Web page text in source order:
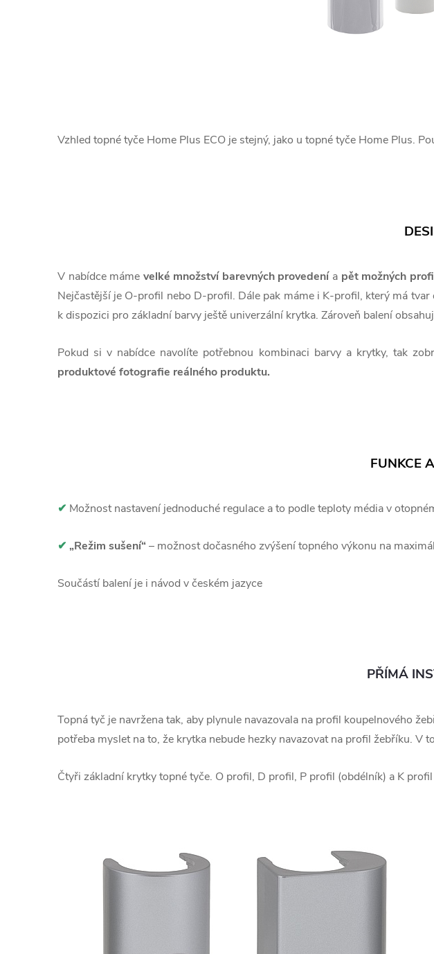
Vzhled topné tyče Home Plus ECO je stejný, jako u topné tyče Home Plus.
V nabídce máme velké množství barevných provedenía pět možných
Nejčastější je O-profil nebo D-profil. Dále pak máme i K-profil, který má
k dispozici pro základní barvy ještě univerzální krytka. Zároveň balení
Pokud si v nabídce navolíte potřebnou kombinaci barvy a krytky, tak
produktové fotografie reálného produktu.
FUNKCE
✔ Možnost nastavení jednoduché regulace a to podle teploty média v
✔ „Režim sušení“– možnost dočasného zvýšení topného výkonu na
Součástí balení je i návod v českém jazyce
PŘÍMÁ
Topná tyč je navržena tak, aby plynule navazovala na profil koupelnového
potřeba myslet na to, že krytka nebude hezky navazovat na profil žebříku.
Čtyři základní krytky topné tyče. O profil, D profil, P profil (obdélník) a K